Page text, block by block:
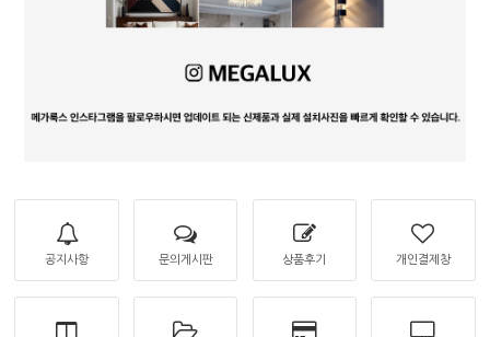
공지사항 문의게시판 상품후기 개인결제창